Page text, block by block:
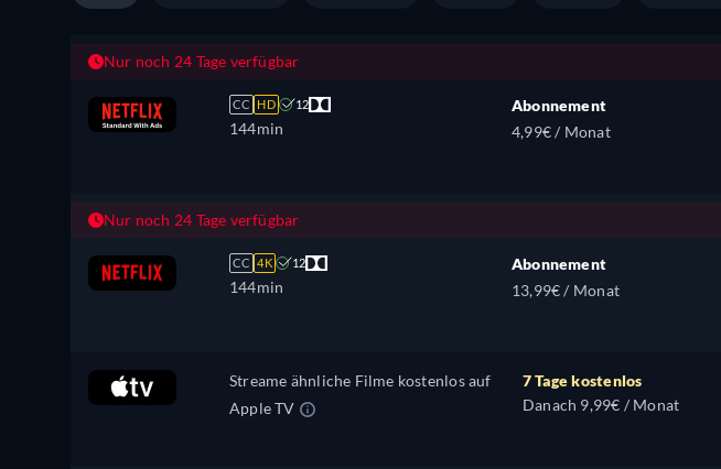
Nur noch 24 Tage verfügbar
CC HD 12
144min
Abonnement
4,99€ / Monat
Nur noch 24 Tage verfügbar
CC 4K 12
144min
Abonnement
13,99€ / Monat
Streame ähnliche Filme kostenlos auf
Apple TV
7 Tage kostenlos
Danach 9,99€ / Monat